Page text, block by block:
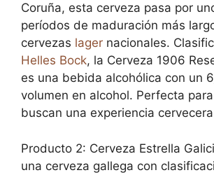
Coruña, esta cerveza pasa por
períodos de maduración más
cervezas lager nacionales.
Helles Bock, la Cerveza 1906
es una bebida alcohólica con un
volumen en alcohol. Perfecta
buscan una experiencia
Producto 2: Cerveza Estrella
una cerveza gallega con